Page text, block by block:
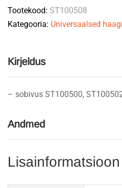
Tootekood: ST100508
Kategooria: Universaalsed
Kirjeldus
– sobivus ST100500,
Andmed
Lisainformatsioon